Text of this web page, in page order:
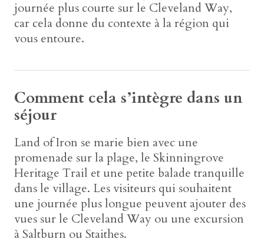
journée plus courte sur le Cleveland Way,
car cela donne du contexte à la région qui
vous entoure.
Comment cela s’intègre dans un
séjour
Land of Iron se marie bien avec une
promenade sur la plage, le Skinningrove
Heritage Trail et une petite balade tranquille
dans le village. Les visiteurs qui souhaitent
une journée plus longue peuvent ajouter des
vues sur le Cleveland Way ou une excursion
à Saltburn ou Staithes.